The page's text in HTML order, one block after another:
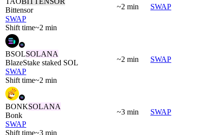
Bittensor
SWAP
Shift time~2 min
~2 min SWAP
BSOLSOLANA
BlazeStake staked SOL
SWAP
Shift time~2 min
~2 min SWAP
BONKSOLANA
Bonk
SWAP
Shift time~3 min
~3 min SWAP